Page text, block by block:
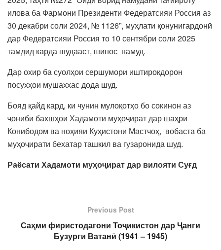
илова ба Фармони Президенти Федератсияи Россия аз
30 декабри соли 2024, № 1126”, муҳлати қонунигардонӣ
дар Федератсияи Россия то 10 сентябри соли 2025
тамдид карда шудааст, шинос намуд.
Дар охир ба суолҳои сершумори иштирокдорон
посухҳои мушаххас дода шуд.
Бояд қайд кард, ки чунин мулоқотҳо бо сокинон аз
ҷониби бахшҳои Хадамоти муҳоҷират дар шаҳри
Конибодом ва ноҳияи Куҳистони Мастчоҳ, вобаста ба
муҳоҷирати бехатар ташкил ва гузаронида шуд.
Раёсати Хадамоти муҳоҷират дар вилояти Суғд
Previous Post
Саҳми фиристодагони Тоҷикистон дар Ҷанги
Бузурги Ватанӣ (1941 – 1945)